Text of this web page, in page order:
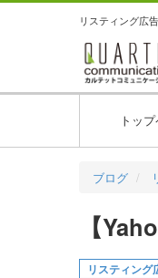
リスティング広
トッ
ブログ
【
リスティング